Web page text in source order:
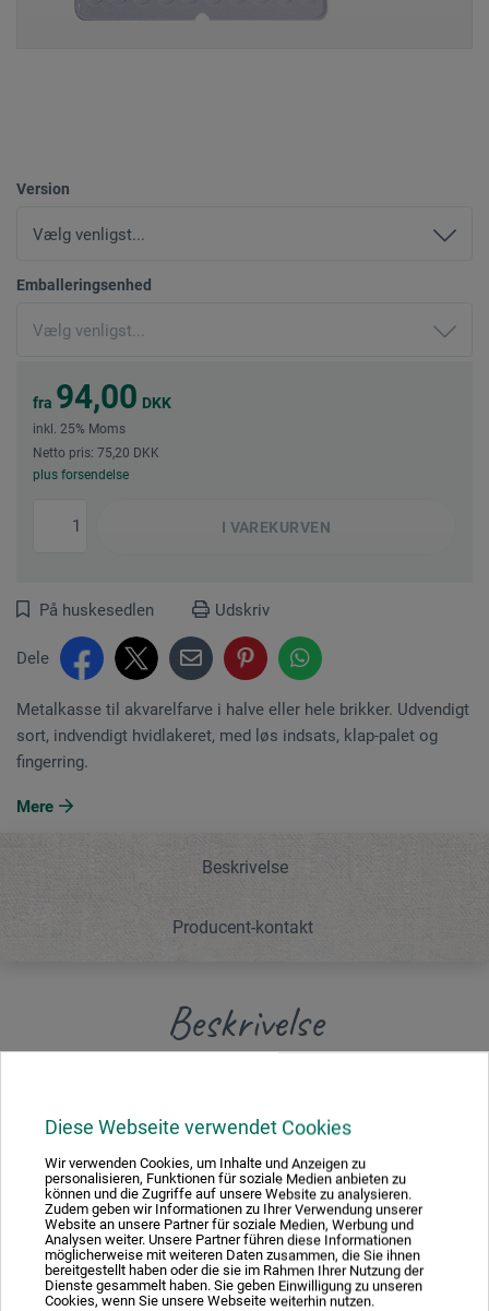
Diese Webseite verwendet Cookies
Wir verwenden Cookies, um Inhalte und Anzeigen zu
personalisieren, Funktionen für soziale Medien anbieten zu
können und die Zugriffe auf unsere Website zu analysieren.
Zudem geben wir Informationen zu Ihrer Verwendung unserer
Website an unsere Partner für soziale Medien, Werbung und
Analysen weiter. Unsere Partner führen diese Informationen
möglicherweise mit weiteren Daten zusammen, die Sie ihnen
bereitgestellt haben oder die sie im Rahmen Ihrer Nutzung der
Dienste gesammelt haben. Sie geben Einwilligung zu unseren
Cookies, wenn Sie unsere Webseite weiterhin nutzen.
Version
Emballeringsenhed
fra 94,00 DKK
inkl. 25% Moms
Netto pris: 75,20 DKK
plus forsendelse
I VAREKURVEN
På huskesedlen Udskriv
Dele
Metalkasse til akvarelfarve i halve eller hele brikker. Udvendigt
sort, indvendigt hvidlakeret, med løs indsats, klap-palet og
fingerring.
Mere
Beskrivelse
Producent-kontakt
Beskrivelse
Udvendigt sort, indvendigt hvidlakeret, med løs indsats,
Producent-kontakt